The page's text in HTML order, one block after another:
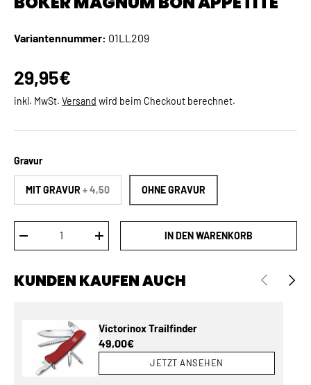
Variantennummer: 01LL209
Normaler Preis
29,95€
inkl. MwSt. Versand wird beim Checkout berechnet.
Gravur
MIT GRAVUR + 4,50 OHNE GRAVUR
MENGE VERRINGERNMENGE ERHÖHENIN DEN WARENKORB
KUNDEN KAUFEN AUCH VORHERIGE
Victorinox Trailfinder
Normaler Preis
49,00€
JETZT ANSEHEN